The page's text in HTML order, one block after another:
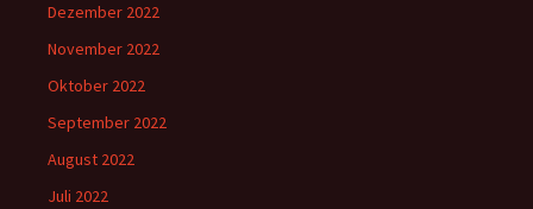
Dezember 2022
November 2022
Oktober 2022
September 2022
August 2022
Juli 2022